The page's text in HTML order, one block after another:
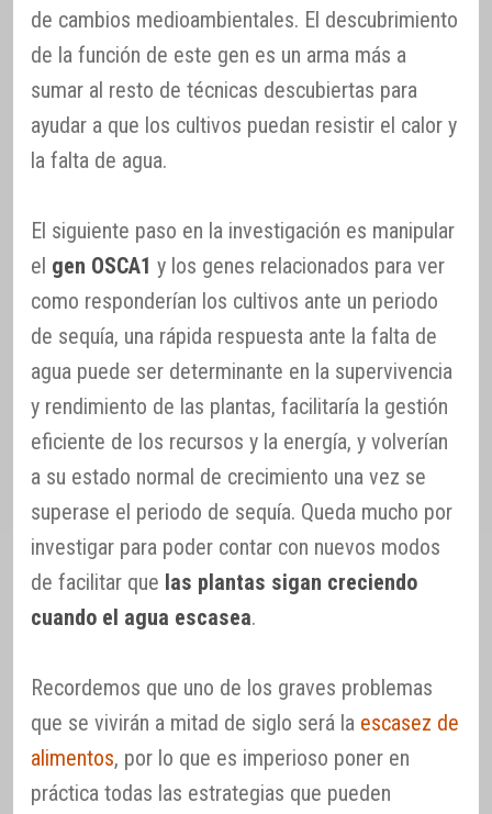
de cambios medioambientales. El descubrimiento
de la función de este gen es un arma más a
sumar al resto de técnicas descubiertas para
ayudar a que los cultivos puedan resistir el calor y
la falta de agua.
El siguiente paso en la investigación es manipular
el gen OSCA1 y los genes relacionados para ver
como responderían los cultivos ante un periodo
de sequía, una rápida respuesta ante la falta de
agua puede ser determinante en la supervivencia
y rendimiento de las plantas, facilitaría la gestión
eficiente de los recursos y la energía, y volverían
a su estado normal de crecimiento una vez se
superase el periodo de sequía. Queda mucho por
investigar para poder contar con nuevos modos
de facilitar que las plantas sigan creciendo
cuando el agua escasea.
Recordemos que uno de los graves problemas
que se vivirán a mitad de siglo será la escasez de
alimentos, por lo que es imperioso poner en
práctica todas las estrategias que pueden